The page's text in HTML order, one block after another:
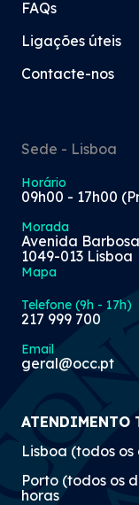
FAQs
Ligações úteis
Contacte-nos
Sede - Lisboa
Horário
09h00 - 17h00
Morada
Avenida
1049-013 Lisboa
Mapa
Telefone (9h - 17h)
217 999 700
Email
geral@occ.pt
ATENDIMENTO
Lisboa (todos os
Porto (todos os
horas